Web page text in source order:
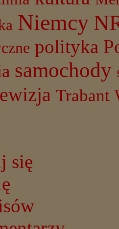
Niemcy
polityka
samochody
Trabant
się